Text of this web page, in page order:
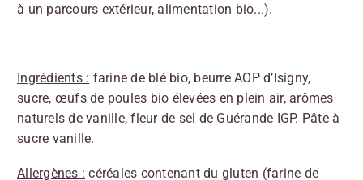
à un parcours extérieur, alimentation bio...).
Ingrédients : farine de blé bio, beurre AOP d’Isigny,
sucre, œufs de poules bio élevées en plein air, arômes
naturels de vanille, fleur de sel de Guérande IGP. Pâte à
sucre vanille.
Allergènes : céréales contenant du gluten (farine de